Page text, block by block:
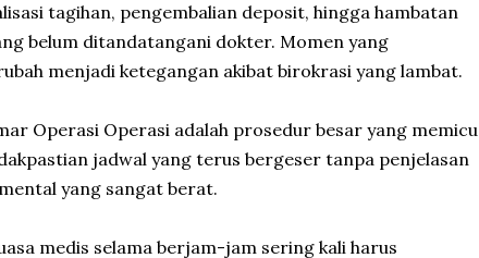
tagihan, pengembalian deposit, hingga hambatan
belum ditandatangani dokter. Momen yang
menjadi ketegangan akibat birokrasi yang lambat.
Operasi Operasi adalah prosedur besar yang memicu
jadwal yang terus bergeser tanpa penjelasan
yang sangat berat.
medis selama berjam-jam sering kali harus